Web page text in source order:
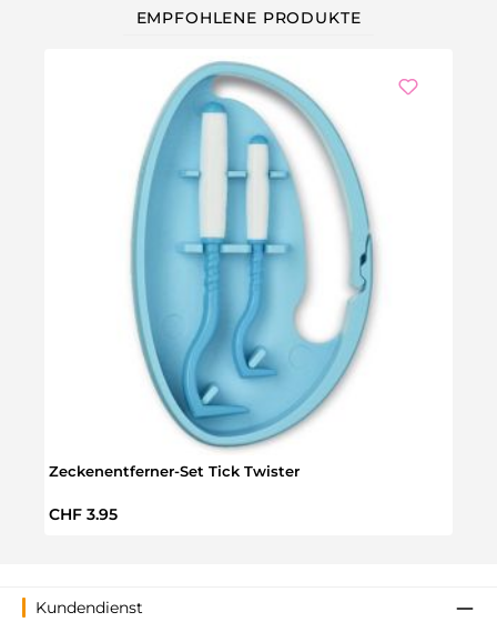
EMPFOHLENE PRODUKTE
Zeckenentferner-Set Tick Twister
Regulärer Preis:
CHF 3.95
Kundendienst